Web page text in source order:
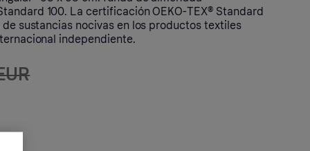
100. La certificación OEKO-TEX® Standard
sustancias nocivas en los productos textiles
independiente.